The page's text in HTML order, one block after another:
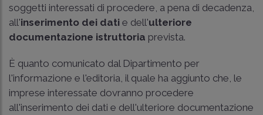
soggetti interessati di procedere, a pena di decadenza,
all'inserimento dei dati e dell'ulteriore
documentazione istruttoria prevista.
È quanto comunicato dal Dipartimento per
l'informazione e l'editoria, il quale ha aggiunto che, le
imprese interessate dovranno procedere
all'inserimento dei dati e dell'ulteriore documentazione